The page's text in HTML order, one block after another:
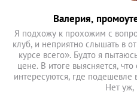
Валерия,
Я подхожу к прохожим с
клуб, и неприятно слышать в
курсе всего». Будто я
цене. В итоге выясняется,
интересуются, где подешевле
Нет уж,